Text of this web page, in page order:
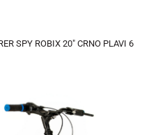
SPY ROBIX 20" CRNO PLAVI 6